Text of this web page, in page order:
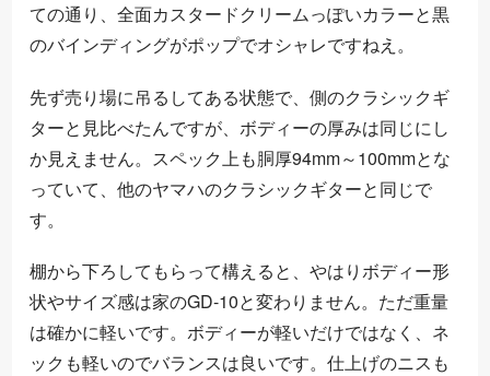
ての通り、全面カスタードクリームっぽいカラーと黒
のバインディングがポップでオシャレですねえ。
先ず売り場に吊るしてある状態で、側のクラシックギ
ターと見比べたんですが、ボディーの厚みは同じにし
か見えません。スペック上も胴厚94mm～100mmとな
っていて、他のヤマハのクラシックギターと同じで
す。
棚から下ろしてもらって構えると、やはりボディー形
状やサイズ感は家のGD-10と変わりません。ただ重量
は確かに軽いです。ボディーが軽いだけではなく、ネ
ックも軽いのでバランスは良いです。仕上げのニスも